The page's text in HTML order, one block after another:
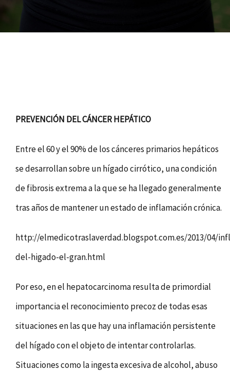
PREVENCIÓN DEL CÁNCER HEPÁTICO
Entre el 60 y el 90% de los cánceres primarios hepáticos
se desarrollan sobre un hígado cirrótico, una condición
de fibrosis extrema a la que se ha llegado generalmente
tras años de mantener un estado de inflamación crónica.
http://elmedicotraslaverdad.blogspot.com.es/2013/04/
del-higado-el-gran.html
Por eso, en el hepatocarcinoma resulta de primordial
importancia el reconocimiento precoz de todas esas
situaciones en las que hay una inflamación persistente
del hígado con el objeto de intentar controlarlas.
Situaciones como la ingesta excesiva de alcohol, abuso